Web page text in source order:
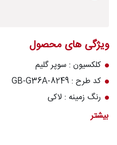
درباره
قالیخانه
پرسش
های
متداول
رویه‌های
ویژگی های محصول
کلکسیون : سوپر گلیم
کد طرح : GB-G36A-8249
رنگ زمینه : لاکی
تعداد رنگ : 6 رنگ
بیشتر